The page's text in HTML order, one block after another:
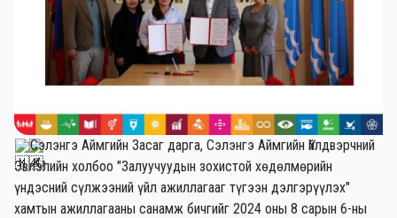
Сэлэнгэ Аймгийн Засаг дарга, Сэлэнгэ Аймгийн Үйлдвэрчний
Эвлэлийн холбоо "Залуучуудын зохистой хөдөлмөрийн
үндэсний сүлжээний үйл ажиллагааг түгээн дэлгэрүүлэх"
хамтын ажиллагааны санамж бичгийг 2024 оны 8 сарын 6-ны